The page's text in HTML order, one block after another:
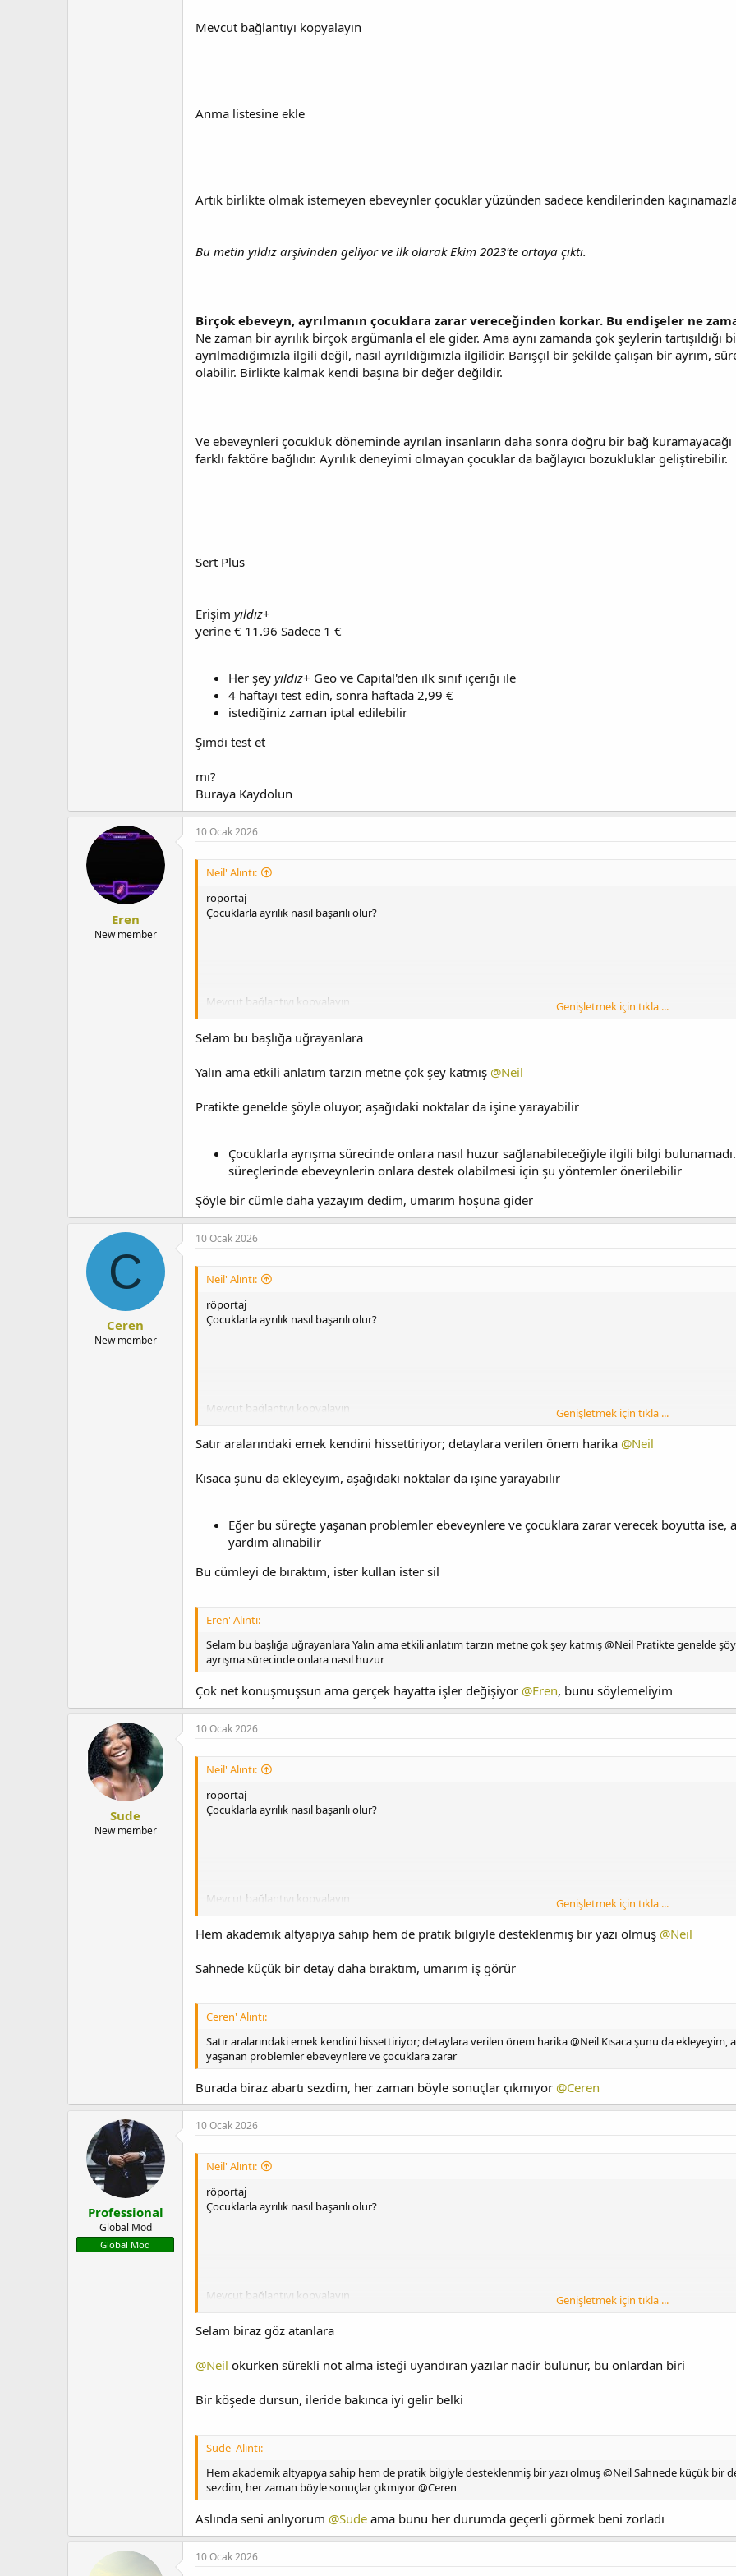
Mevcut bağlantıyı kopyalayın
Anma listesine ekle
Artık birlikte olmak istemeyen ebeveynler çocuklar yüzünden sadece kendilerinden
Bu metin yıldız arşivinden geliyor ve ilk olarak Ekim 2023'te ortaya çıktı.
Birçok ebeveyn, ayrılmanın çocuklara zarar vereceğinden korkar. Bu endişeler ne
Ne zaman bir ayrılık birçok argümanla el ele gider. Ama aynı zamanda çok şeylerin
ayrılmadığımızla ilgili değil, nasıl ayrıldığımızla ilgilidir. Barışçıl bir şekilde çalışan bir
olabilir. Birlikte kalmak kendi başına bir değer değildir.
Ve ebeveynleri çocukluk döneminde ayrılan insanların daha sonra doğru bir bağ
farklı faktöre bağlıdır. Ayrılık deneyimi olmayan çocuklar da bağlayıcı bozukluklar geliştirebilir.
Sert Plus
Erişim yıldız+
yerine € 11.96 Sadece 1 €
Her şey yıldız+ Geo ve Capital'den ilk sınıf içeriği ile
4 haftayı test edin, sonra haftada 2,99 €
istediğiniz zaman iptal edilebilir
Şimdi test et
mı?
Buraya Kaydolun
Eren
New member
10 Ocak 2026
Neil' Alıntı:
röportaj
Çocuklarla ayrılık nasıl başarılı olur?
Mevcut bağlantıyı kopyalayın
Anma listesine ekle
Artık birlikte olmak istemeyen ebeveynler
Genişletmek için tıkla ...
Selam bu başlığa uğrayanlara
Yalın ama etkili anlatım tarzın metne çok şey katmış @Neil
Pratikte genelde şöyle oluyor, aşağıdaki noktalar da işine yarayabilir
Çocuklarla ayrışma sürecinde onlara nasıl huzur sağlanabileceğiyle ilgili bilgi
süreçlerinde ebeveynlerin onlara destek olabilmesi için şu yöntemler önerilebilir
Şöyle bir cümle daha yazayım dedim, umarım hoşuna gider
C
Ceren
New member
10 Ocak 2026
Neil' Alıntı:
röportaj
Çocuklarla ayrılık nasıl başarılı olur?
Mevcut bağlantıyı kopyalayın
Anma listesine ekle
Genişletmek için tıkla ...
Satır aralarındaki emek kendini hissettiriyor; detaylara verilen önem harika @Neil
Kısaca şunu da ekleyeyim, aşağıdaki noktalar da işine yarayabilir
Eğer bu süreçte yaşanan problemler ebeveynlere ve çocuklara zarar verecek boyutta ise,
yardım alınabilir
Bu cümleyi de bıraktım, ister kullan ister sil
Eren' Alıntı:
Selam bu başlığa uğrayanlara Yalın ama etkili anlatım tarzın metne çok şey katmış @Neil Pratikte genelde
ayrışma sürecinde onlara nasıl huzur
Çok net konuşmuşsun ama gerçek hayatta işler değişiyor @Eren, bunu söylemeliyim
Sude
New member
10 Ocak 2026
Neil' Alıntı:
röportaj
Çocuklarla ayrılık nasıl başarılı olur?
Mevcut bağlantıyı kopyalayın
Anma listesine ekle
Artık birlikte olmak istemeyen ebeveynler
Genişletmek için tıkla ...
Hem akademik altyapıya sahip hem de pratik bilgiyle desteklenmiş bir yazı olmuş @Neil
Sahnede küçük bir detay daha bıraktım, umarım iş görür
Ceren' Alıntı:
Satır aralarındaki emek kendini hissettiriyor; detaylara verilen önem harika @Neil Kısaca şunu da
yaşanan problemler ebeveynlere ve çocuklara zarar
Burada biraz abartı sezdim, her zaman böyle sonuçlar çıkmıyor @Ceren
Professional
Global Mod
Global Mod
10 Ocak 2026
Neil' Alıntı:
röportaj
Çocuklarla ayrılık nasıl başarılı olur?
Mevcut bağlantıyı kopyalayın
Anma listesine ekle
Artık birlikte olmak istemeyen ebeveynler
Genişletmek için tıkla ...
Selam biraz göz atanlara
@Neil okurken sürekli not alma isteği uyandıran yazılar nadir bulunur, bu onlardan biri
Bir köşede dursun, ileride bakınca iyi gelir belki
Sude' Alıntı:
Hem akademik altyapıya sahip hem de pratik bilgiyle desteklenmiş bir yazı olmuş @Neil Sahnede küçük bir
sezdim, her zaman böyle sonuçlar çıkmıyor @Ceren
Aslında seni anlıyorum @Sude ama bunu her durumda geçerli görmek beni zorladı
10 Ocak 2026